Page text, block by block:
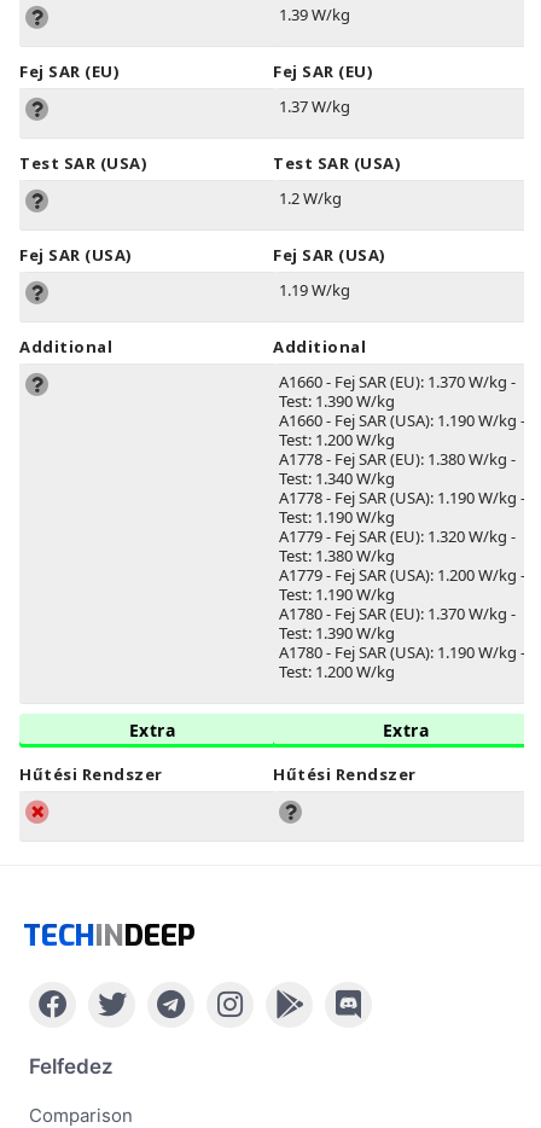
Fej SAR (EU)
Test SAR (USA)
Fej SAR (USA)
Additional
Extra
Hűtési Rendszer
1.39 W/kg
Fej SAR (EU)
1.37 W/kg
Test SAR (USA)
1.2 W/kg
Fej SAR (USA)
1.19 W/kg
Additional
A1660 - Fej SAR (EU): 1.370 W/kg -
Test: 1.390 W/kg
A1660 - Fej SAR (USA): 1.190 W/kg -
Test: 1.200 W/kg
A1778 - Fej SAR (EU): 1.380 W/kg -
Test: 1.340 W/kg
A1778 - Fej SAR (USA): 1.190 W/kg -
Test: 1.190 W/kg
A1779 - Fej SAR (EU): 1.320 W/kg -
Test: 1.380 W/kg
A1779 - Fej SAR (USA): 1.200 W/kg -
Test: 1.190 W/kg
A1780 - Fej SAR (EU): 1.370 W/kg -
Test: 1.390 W/kg
A1780 - Fej SAR (USA): 1.190 W/kg -
Test: 1.200 W/kg
Extra
Hűtési Rendszer
TECHINDEEP
Felfedez
Comparison